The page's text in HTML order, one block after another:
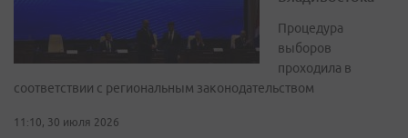
Процедура
выборов
проходила в
соответствии с региональным законодательством
11:10, 30 июля 2026